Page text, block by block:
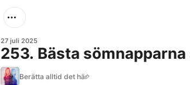
27 juli 2025
253. Bästa
Berätta alltid det här